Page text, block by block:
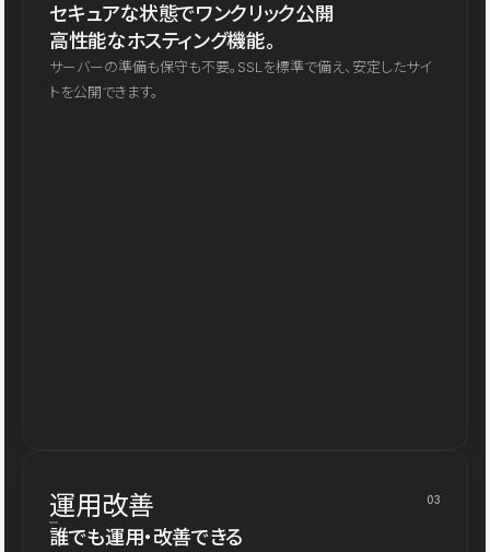
セキュアな状態でワンクリック公開
高性能なホスティング機能。
サーバーの準備も保守も不要。SSLを標準で備え、安定したサイ
トを公開できます。
運用改善 03
誰でも運用・改善できる